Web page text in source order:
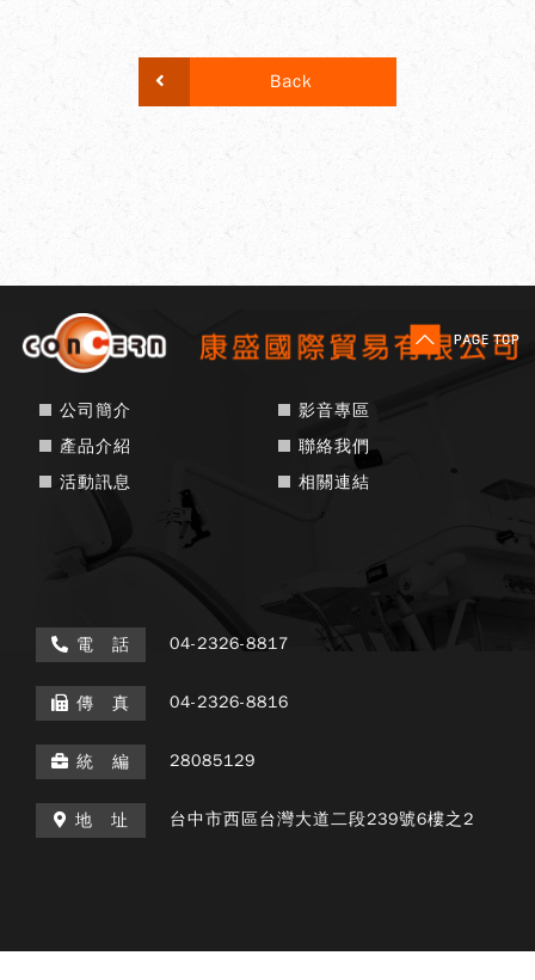
Back
公司簡介
產品介紹
活動訊息
影音專區
聯絡我們
相關連結
電 話 04-2326-8817
傳 真 04-2326-8816
統 編 28085129
地 址 台中市西區台灣大道二段239號6樓之2